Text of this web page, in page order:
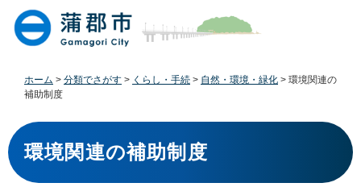
。
て
本
ホーム > 分類でさがす > くらし・手続 > 自然・環境・緑化 > 環境関連の
補助制度
本
文
環境関連の補助制度